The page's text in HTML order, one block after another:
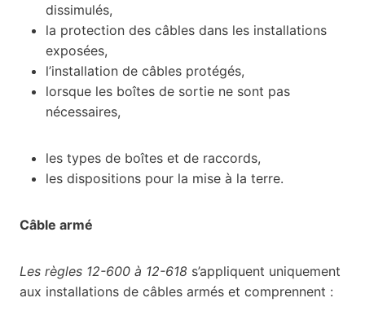
dissimulés,
la protection des câbles dans les installations
exposées,
l’installation de câbles protégés,
lorsque les boîtes de sortie ne sont pas
nécessaires,
les types de boîtes et de raccords,
les dispositions pour la mise à la terre.
Câble armé
Les règles 12-600 à 12-618 s’appliquent uniquement
aux installations de câbles armés et comprennent :